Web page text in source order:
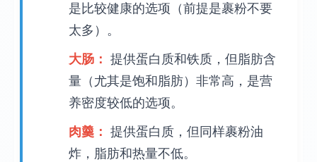
是比较健康的选项（前提是裹粉不要
太多）。
大肠： 提供蛋白质和铁质，但脂肪含
量（尤其是饱和脂肪）非常高，是营
养密度较低的选项。
肉羹： 提供蛋白质，但同样裹粉油
炸，脂肪和热量不低。